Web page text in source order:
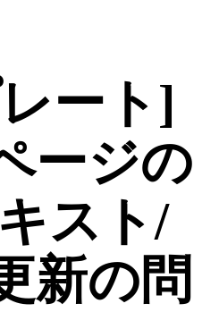
ート]
ージの
スト/
新の問